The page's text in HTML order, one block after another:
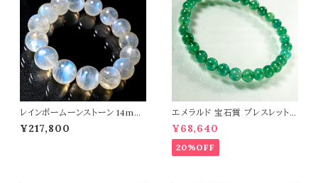
レインボームーンストーン 14mm
ブレスレット 曹灰長石 パワース
トーン 天然石 t0581
¥217,800
エメラルド 宝石質 ブレスレット
パワーストーン 天然石 t0544
¥68,640
20%OFF